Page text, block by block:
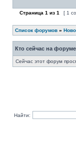
Страница 1 из 1 [ 1
Список форумов »
Кто сейчас на форуме
Сейчас этот форум
Найти: